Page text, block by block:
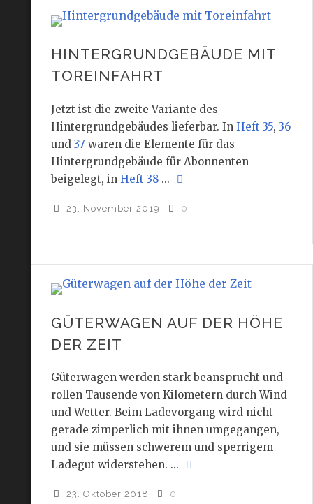
HINTERGRUNDGEBÄUDE MIT
TOREINFAHRT
Jetzt ist die zweite Variante des
Hintergrundgebäudes lieferbar. In Heft 35, 36
und 37 waren die Elemente für das
Hintergrundgebäude für Abonnenten
beigelegt, in Heft 38...
23. November 2019 0
GÜTERWAGEN AUF DER HÖHE
DER ZEIT
Güterwagen werden stark beansprucht und
rollen Tausende von Kilometern durch Wind
und Wetter. Beim Ladevorgang wird nicht
gerade zimperlich mit ihnen umgegangen,
und sie müssen schwerem und sperrigem
Ladegut widerstehen. ...
23. Oktober 2018 0